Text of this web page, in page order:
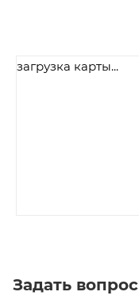
загрузка карты...
Задать вопрос